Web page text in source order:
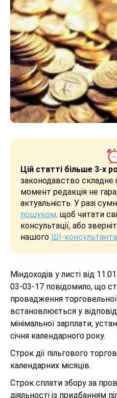
Цій статті більше 3-х
законодавство складне
момент редакція не
актуальність. У разі
пошуком, щоб читати
консультації, або
нашого ШІ-консультанта
Міндоходів у листі від
03-03-17 повідомило, що
провадження торговельної
встановлюється у
мінімальної зарплати,
січня календарного року.
Строк дії пільгового
календарних місяців.
Строк сплати збору за
діяльності із придбанням